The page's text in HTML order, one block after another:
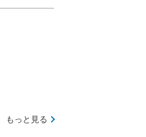
もっと見る